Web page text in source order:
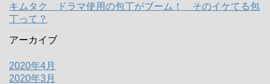
キムタク ドラマ使用の包丁がブーム！ そのイケてる包
丁って？
アーカイブ
2020年4月
2020年3月